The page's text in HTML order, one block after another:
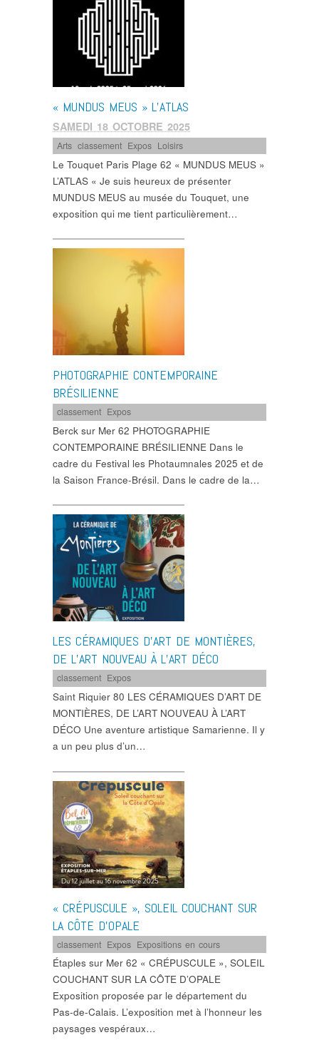
« MUNDUS MEUS » L’ATLAS
SAMEDI 18 OCTOBRE 2025
Arts ,classement Expos Loisirs
Le Touquet Paris Plage 62 « MUNDUS MEUS »
L’ATLAS « Je suis heureux de présenter
MUNDUS MEUS au musée du Touquet, une
exposition qui me tient particulièrement…
PHOTOGRAPHIE CONTEMPORAINE
BRÉSILIENNE
classement Expos
Berck sur Mer 62 PHOTOGRAPHIE
CONTEMPORAINE BRÉSILIENNE Dans le
cadre du Festival les Photaumnales 2025 et de
la Saison France-Brésil. Dans le cadre de la…
LES CÉRAMIQUES D’ART DE MONTIÈRES,
DE L’ART NOUVEAU À L’ART DÉCO
classement Expos
Saint Riquier 80 LES CÉRAMIQUES D’ART DE
MONTIÈRES, DE L’ART NOUVEAU À L’ART
DÉCO Une aventure artistique Samarienne. Il y
a un peu plus d’un…
« CRÉPUSCULE », SOLEIL COUCHANT SUR
LA CÔTE D’OPALE
classement Expos Expositions en cours
Étaples sur Mer 62 « CRÉPUSCULE », SOLEIL
COUCHANT SUR LA CÔTE D’OPALE
Exposition proposée par le département du
Pas-de-Calais. L’exposition met à l’honneur les
paysages vespéraux…